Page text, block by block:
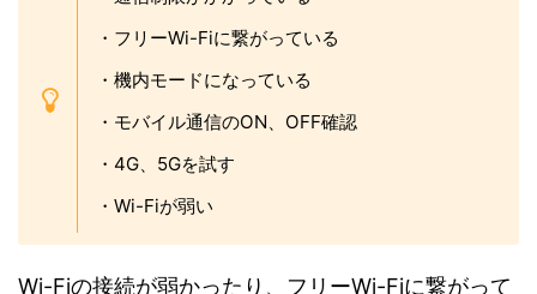
・フリーWi-Fiに繋がっている
・機内モードになっている
・モバイル通信のON、OFF確認
・4G、5Gを試す
・Wi-Fiが弱い
Wi-Fiの接続が弱かったり、フリーWi-Fiに繋がって